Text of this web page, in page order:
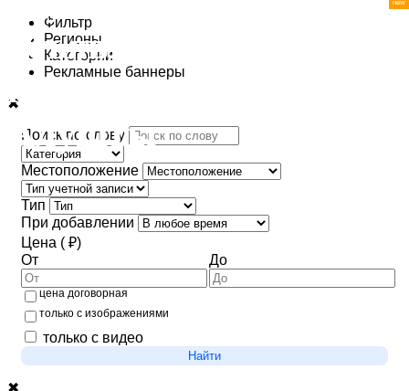
Фильтр
Регионы
Категории
Рекламные баннеры
✖
Поиск по слову
Местоположение
Тип
При добавлении
Цена ( ₽)
От
До
цена договорная
только с изображениями
только с видео
Найти
✖